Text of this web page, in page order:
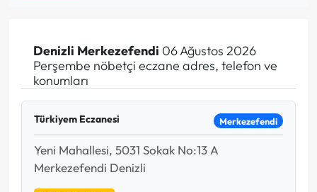
Denizli Merkezefendi 06 Ağustos 2026
Perşembe nöbetçi eczane adres, telefon ve
konumları
Türkiyem Eczanesi Merkezefendi
Yeni Mahallesi, 5031 Sokak No:13 A
Merkezefendi Denizli